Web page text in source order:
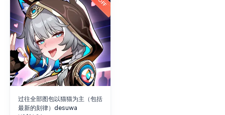
过往全部图包以猫猫为主（包括
最新的刻律）desuwa